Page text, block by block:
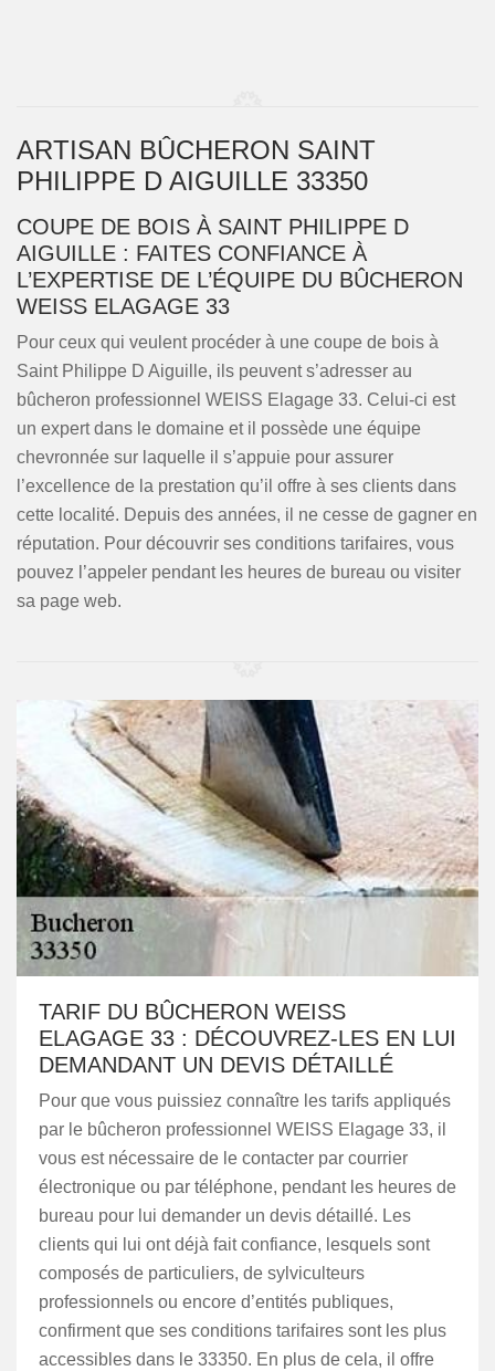
ARTISAN BÛCHERON SAINT
PHILIPPE D AIGUILLE 33350
COUPE DE BOIS À SAINT PHILIPPE D
AIGUILLE : FAITES CONFIANCE À
L’EXPERTISE DE L’ÉQUIPE DU BÛCHERON
WEISS ELAGAGE 33
Pour ceux qui veulent procéder à une coupe de bois à
Saint Philippe D Aiguille, ils peuvent s’adresser au
bûcheron professionnel WEISS Elagage 33. Celui-ci est
un expert dans le domaine et il possède une équipe
chevronnée sur laquelle il s’appuie pour assurer
l’excellence de la prestation qu’il offre à ses clients dans
cette localité. Depuis des années, il ne cesse de gagner en
réputation. Pour découvrir ses conditions tarifaires, vous
pouvez l’appeler pendant les heures de bureau ou visiter
sa page web.
TARIF DU BÛCHERON WEISS
ELAGAGE 33 : DÉCOUVREZ-LES EN LUI
DEMANDANT UN DEVIS DÉTAILLÉ
Pour que vous puissiez connaître les tarifs appliqués
par le bûcheron professionnel WEISS Elagage 33, il
vous est nécessaire de le contacter par courrier
électronique ou par téléphone, pendant les heures de
bureau pour lui demander un devis détaillé. Les
clients qui lui ont déjà fait confiance, lesquels sont
composés de particuliers, de sylviculteurs
professionnels ou encore d’entités publiques,
confirment que ses conditions tarifaires sont les plus
accessibles dans le 33350. En plus de cela, il offre